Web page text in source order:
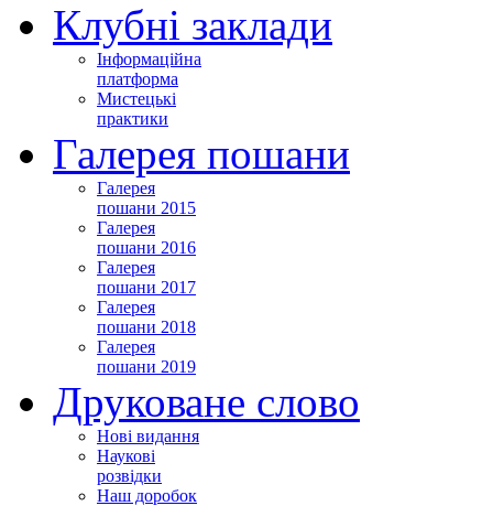
Клубні заклади
Інформаційна
платформа
Мистецькі
практики
Галерея пошани
Галерея
пошани 2015
Галерея
пошани 2016
Галерея
пошани 2017
Галерея
пошани 2018
Галерея
пошани 2019
Друковане слово
Нові видання
Наукові
розвідки
Наш доробок